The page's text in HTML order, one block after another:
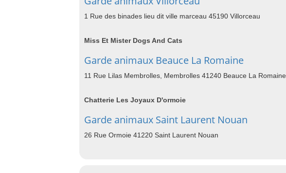
1 Rue des binades lieu dit ville marceau 45190 Villorceau
Miss Et Mister Dogs And Cats
Garde animaux Beauce La Romaine
11 Rue Lilas Membrolles, Membrolles 41240 Beauce La Romaine
Chatterie Les Joyaux D'ormoie
Garde animaux Saint Laurent Nouan
26 Rue Ormoie 41220 Saint Laurent Nouan